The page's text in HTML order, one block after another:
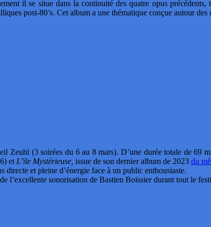
il se situe dans la continuité des quatre opus précédents,
post-80’s. Cet album a une thématique conçue autour
(3 soirées du 6 au 8 mars). D’une durée totale de 69
etL’ïle Mystérieuse, issue de son dernier album de 2023 du
et pleine d’énergie face à un public enthousiaste.
l’excellente sonorisation de Bastien Boissier durant tout le